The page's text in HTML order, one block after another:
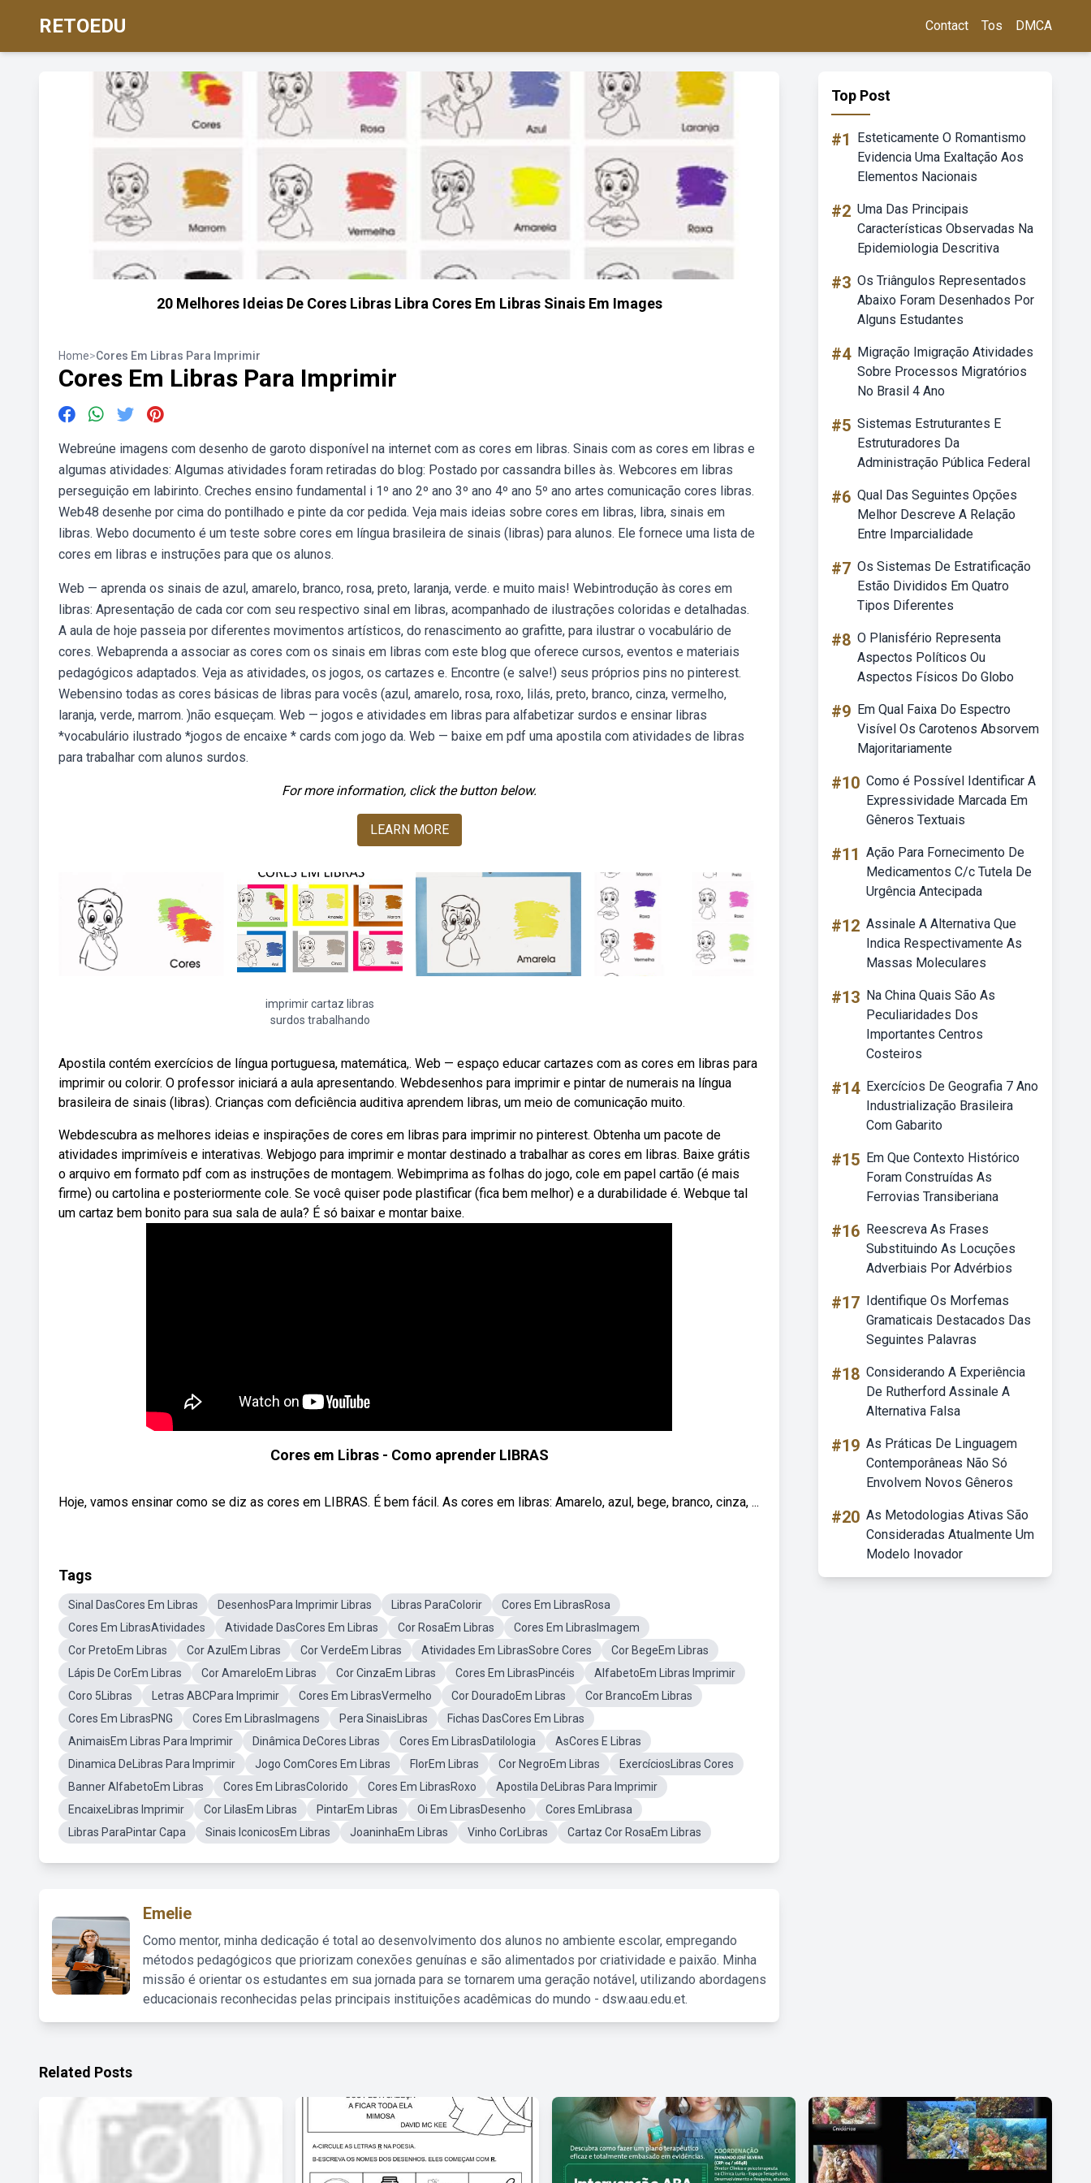
RETOEDU Contact Tos DMCA
20 Melhores Ideias De Cores Libras Libra Cores Em Libras Sinais Em Images
Home>Cores Em Libras Para Imprimir
Cores Em Libras Para Imprimir
Webreúne imagens com desenho de garoto disponível na internet com as cores em libras. Sinais com as cores em libras e
algumas atividades: Algumas atividades foram retiradas do blog: Postado por cassandra billes às. Webcores em libras
perseguição em labirinto. Creches ensino fundamental i 1º ano 2º ano 3º ano 4º ano 5º ano artes comunicação cores libras.
Web48 desenhe por cima do pontilhado e pinte da cor pedida. Veja mais ideias sobre cores em libras, libra, sinais em
libras. Webo documento é um teste sobre cores em língua brasileira de sinais (libras) para alunos. Ele fornece uma lista de
cores em libras e instruções para que os alunos.
Web — aprenda os sinais de azul, amarelo, branco, rosa, preto, laranja, verde. e muito mais! Webintrodução às cores em
libras: Apresentação de cada cor com seu respectivo sinal em libras, acompanhado de ilustrações coloridas e detalhadas.
A aula de hoje passeia por diferentes movimentos artísticos, do renascimento ao grafitte, para ilustrar o vocabulário de
cores. Webaprenda a associar as cores com os sinais em libras com este blog que oferece cursos, eventos e materiais
pedagógicos adaptados. Veja as atividades, os jogos, os cartazes e. Encontre (e salve!) seus próprios pins no pinterest.
Webensino todas as cores básicas de libras para vocês (azul, amarelo, rosa, roxo, lilás, preto, branco, cinza, vermelho,
laranja, verde, marrom. )não esqueçam. Web — jogos e atividades em libras para alfabetizar surdos e ensinar libras
*vocabulário ilustrado *jogos de encaixe * cards com jogo da. Web — baixe em pdf uma apostila com atividades de libras
para trabalhar com alunos surdos.
For more information, click the button below.
LEARN MORE
imprimir cartaz libras
surdos trabalhando
Apostila contém exercícios de língua portuguesa, matemática,. Web — espaço educar cartazes com as cores em libras para
imprimir ou colorir. O professor iniciará a aula apresentando. Webdesenhos para imprimir e pintar de numerais na língua
brasileira de sinais (libras). Crianças com deficiência auditiva aprendem libras, um meio de comunicação muito.
Webdescubra as melhores ideias e inspirações de cores em libras para imprimir no pinterest. Obtenha um pacote de
atividades imprimíveis e interativas. Webjogo para imprimir e montar destinado a trabalhar as cores em libras. Baixe grátis
o arquivo em formato pdf com as instruções de montagem. Webimprima as folhas do jogo, cole em papel cartão (é mais
firme) ou cartolina e posteriormente cole. Se você quiser pode plastificar (fica bem melhor) e a durabilidade é. Webque tal
um cartaz bem bonito para sua sala de aula? É só baixar e montar baixe.
Cores em Libras - Como aprender LIBRAS
Hoje, vamos ensinar como se diz as cores em LIBRAS. É bem fácil. As cores em libras: Amarelo, azul, bege, branco, cinza, ...
Tags
Sinal DasCores Em Libras DesenhosPara Imprimir Libras Libras ParaColorir
Cores Em LibrasRosa
Cores Em LibrasAtividades
Atividade DasCores Em Libras Cor RosaEm Libras
Cores Em LibrasImagem
Cor PretoEm Libras
Cor AzulEm Libras Cor VerdeEm Libras Atividades Em LibrasSobre Cores
Cor BegeEm Libras
Lápis De CorEm Libras
Cor AmareloEm Libras Cor CinzaEm Libras Cores Em LibrasPincéis
AlfabetoEm Libras Imprimir
Coro 5Libras
Letras ABCPara Imprimir Cores Em LibrasVermelho Cor DouradoEm Libras
Cor BrancoEm Libras
Cores Em LibrasPNG
Cores Em LibrasImagens Pera SinaisLibras
Fichas DasCores Em Libras
AnimaisEm Libras Para Imprimir
Dinâmica DeCores Libras Cores Em LibrasDatilologia
AsCores E Libras
Dinamica DeLibras Para Imprimir
Jogo ComCores Em Libras FlorEm Libras Cor NegroEm Libras
ExercíciosLibras Cores
Banner AlfabetoEm Libras
Cores Em LibrasColorido Cores Em LibrasRoxo
Apostila DeLibras Para Imprimir
EncaixeLibras Imprimir
Cor LilasEm Libras PintarEm Libras Oi Em LibrasDesenho
Cores EmLibrasa
Libras ParaPintar Capa
Sinais IconicosEm Libras JoaninhaEm Libras Vinho CorLibras Cartaz Cor RosaEm Libras
Emelie
Como mentor, minha dedicação é total ao desenvolvimento dos alunos no ambiente escolar, empregando
métodos pedagógicos que priorizam conexões genuínas e são alimentados por criatividade e paixão. Minha
missão é orientar os estudantes em sua jornada para se tornarem uma geração notável, utilizando abordagens
educacionais reconhecidas pelas principais instituições acadêmicas do mundo - dsw.aau.edu.et.
Top Post
#1
Esteticamente O Romantismo
Evidencia Uma Exaltação Aos
Elementos Nacionais
#2 Uma Das Principais
Características Observadas Na
Epidemiologia Descritiva
#3 Os Triângulos Representados
Abaixo Foram Desenhados Por
Alguns Estudantes
#4 Migração Imigração Atividades
Sobre Processos Migratórios
No Brasil 4 Ano
#5 Sistemas Estruturantes E
Estruturadores Da
Administração Pública Federal
#6 Qual Das Seguintes Opções
Melhor Descreve A Relação
Entre Imparcialidade
#7 Os Sistemas De Estratificação
Estão Divididos Em Quatro
Tipos Diferentes
#8 O Planisfério Representa
Aspectos Políticos Ou
Aspectos Físicos Do Globo
#9 Em Qual Faixa Do Espectro
Visível Os Carotenos Absorvem
Majoritariamente
#10 Como é Possível Identificar A
Expressividade Marcada Em
Gêneros Textuais
#11 Ação Para Fornecimento De
Medicamentos C/c Tutela De
Urgência Antecipada
#12 Assinale A Alternativa Que
Indica Respectivamente As
Massas Moleculares
#13 Na China Quais São As
Peculiaridades Dos
Importantes Centros
Costeiros
#14 Exercícios De Geografia 7 Ano
Industrialização Brasileira
Com Gabarito
#15 Em Que Contexto Histórico
Foram Construídas As
Ferrovias Transiberiana
#16 Reescreva As Frases
Substituindo As Locuções
Adverbiais Por Advérbios
#17 Identifique Os Morfemas
Gramaticais Destacados Das
Seguintes Palavras
#18 Considerando A Experiência
De Rutherford Assinale A
Alternativa Falsa
#19 As Práticas De Linguagem
Contemporâneas Não Só
Envolvem Novos Gêneros
#20 As Metodologias Ativas São
Consideradas Atualmente Um
Modelo Inovador
Related Posts